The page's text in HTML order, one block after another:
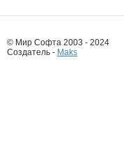
© Мир Софта 2003 - 2024
Создатель - Maks